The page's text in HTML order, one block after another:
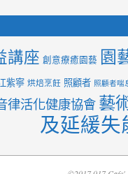
講座 創意療癒園藝 園
紫寧 烘焙烹飪 照顧者 照顧者喘
律活化健康協會 藝
及延緩失